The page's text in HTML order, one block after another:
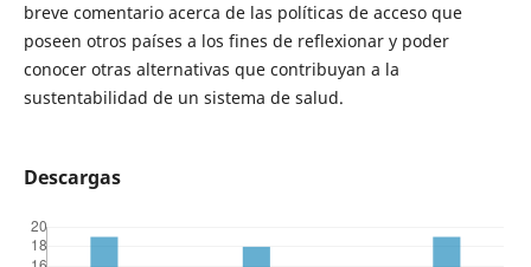
breve comentario acerca de las políticas de acceso que
poseen otros países a los fines de reflexionar y poder
conocer otras alternativas que contribuyan a la
sustentabilidad de un sistema de salud.
Descargas